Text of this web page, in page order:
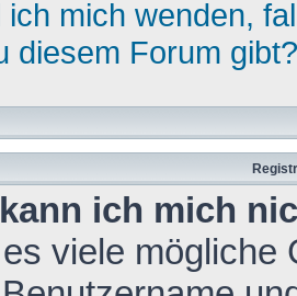
ich mich wenden,
diesem Forum gibt?
ich mich
viele